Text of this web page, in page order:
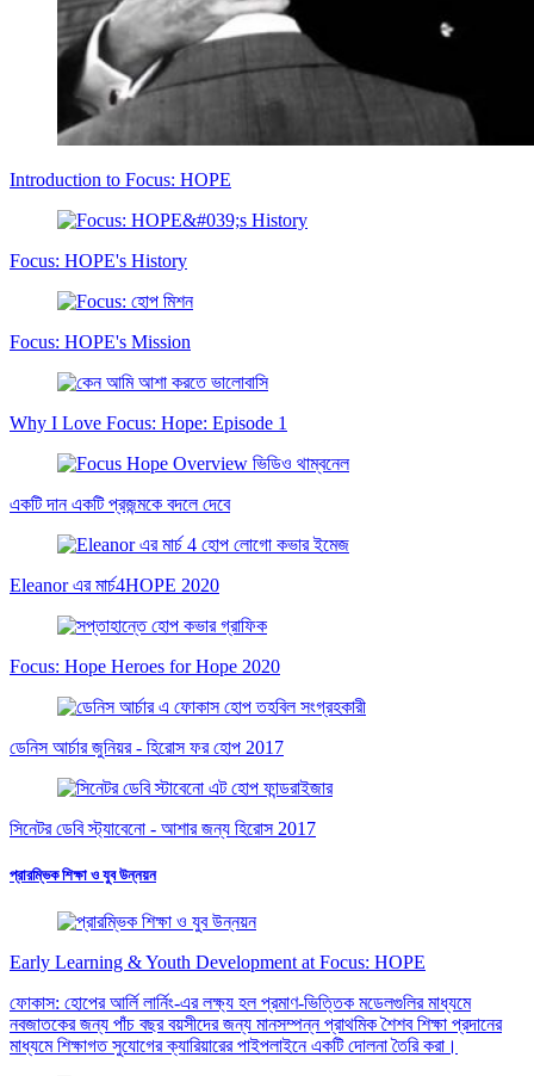
Introduction to Focus: HOPE
Focus: HOPE's History
Focus: HOPE's Mission
Why I Love Focus: Hope: Episode 1
একটি দান একটি প্রজন্মকে বদলে দেবে
Eleanor এর মার্চ4HOPE 2020
Focus: Hope Heroes for Hope 2020
ডেনিস আর্চার জুনিয়র - হিরোস ফর হোপ 2017
সিনেটর ডেবি স্ট্যাবেনো - আশার জন্য হিরোস 2017
প্রারম্ভিক শিক্ষা ও যুব উন্নয়ন
Early Learning & Youth Development at Focus: HOPE
ফোকাস: হোপের আর্লি লার্নিং-এর লক্ষ্য হল প্রমাণ-ভিত্তিক মডেলগুলির মাধ্যমে
নবজাতকের জন্য পাঁচ বছর বয়সীদের জন্য মানসম্পন্ন প্রাথমিক শৈশব শিক্ষা প্রদানের
মাধ্যমে শিক্ষাগত সুযোগের ক্যারিয়ারের পাইপলাইনে একটি দোলনা তৈরি করা।